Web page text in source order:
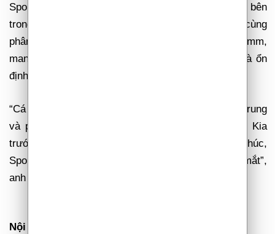
Sportage còn sở hữu kích thước cả bên ngoài và bên
trong hoàn toàn vượt trội so với các sản phẩm cùng
phân khúc. Khoảng sáng gầm xe đạt mức 190 mm,
mang lại khả năng di chuyển địa hình vượt trội và ổn
định.
“Cá nhân tôi thấy Kia Sportage mới có thiết kế trẻ trung
và phá cách, khác hoàn toàn so với các mẫu xe Kia
trước đây. Nếu so với các mẫu xe cùng phân khúc,
Sportage nổi bật hơn với vẻ ngoài cá tính, đẹp mắt”,
anh Nhật Trường, chủ sở hữu Kia Sportage chia sẻ.
Nội thất rộng rãi – “giàu” tiện nghi